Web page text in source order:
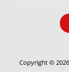
Copyright ©